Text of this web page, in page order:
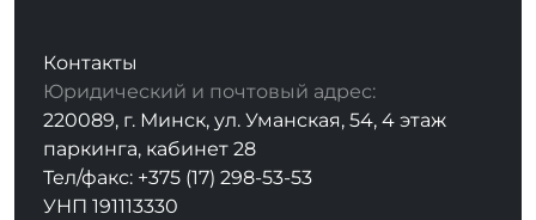
Контакты
Юридический и почтовый адрес:
220089, г. Минск, ул. Уманская, 54, 4 этаж
паркинга, кабинет 28
Тел/факс: +375 (17) 298-53-53
УНП 191113330